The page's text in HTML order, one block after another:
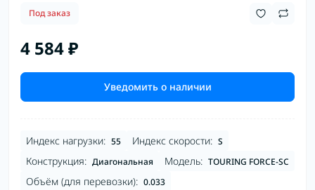
Под заказ
4 584 ₽
Уведомить о наличии
Индекс нагрузки: 55 Индекс скорости: S
Конструкция: Диагональная Модель: TOURING FORCE-SC
Объём (для перевозки): 0.033